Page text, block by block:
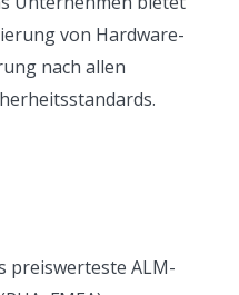
von Hardware-
nach allen
preiswerteste ALM-